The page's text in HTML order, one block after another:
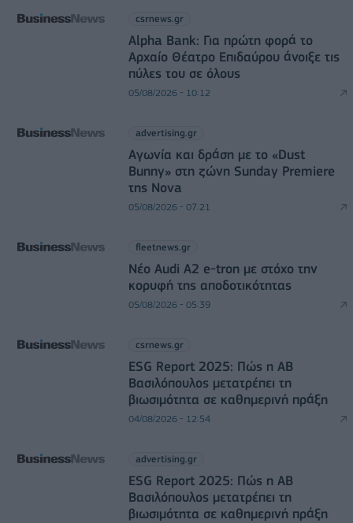
csrnews.gr
Alpha Bank: Για πρώτη φορά το
Αρχαίο Θέατρο Επιδαύρου άνοιξε τις
πύλες του σε όλους
05/08/2026 - 10:12
advertising.gr
Αγωνία και δράση με το «Dust
Bunny» στη ζώνη Sunday Premiere
της Nova
05/08/2026 - 07:21
fleetnews.gr
Νέο Audi A2 e-tron με στόχο την
κορυφή της αποδοτικότητας
05/08/2026 - 05:39
csrnews.gr
ESG Report 2025: Πώς η ΑΒ
Βασιλόπουλος μετατρέπει τη
βιωσιμότητα σε καθημερινή πράξη
04/08/2026 - 12:54
advertising.gr
ESG Report 2025: Πώς η ΑΒ
Βασιλόπουλος μετατρέπει τη
βιωσιμότητα σε καθημερινή πράξη